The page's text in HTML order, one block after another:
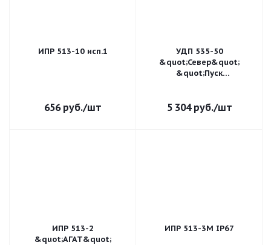
ИПР 513-10 исп.1
656руб./шт
УДП 535-50
&quot;Север&quot;
&quot;Пуск
мм
5 304руб./шт
ИПР 513-2
&quot;АГАТ&quot;
ИПР 513-3М IP67